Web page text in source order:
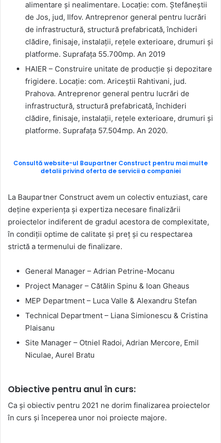
alimentare și nealimentare. Locație: com. Ștefăneștii
de Jos, jud, Ilfov. Antreprenor general pentru lucrări
de infrastructură, structură prefabricată, închideri
clădire, finisaje, instalații, rețele exterioare, drumuri și
platforme. Suprafața 55.700mp. An 2019
HAIER – Construire unitate de producție și depozitare
frigidere. Locație: com. Ariceștii Rahtivani, jud.
Prahova. Antreprenor general pentru lucrări de
infrastructură, structură prefabricată, închideri
clădire, finisaje, instalații, rețele exterioare, drumuri și
platforme. Suprafața 57.504mp. An 2020.
Consultă website-ul Baupartner Construct pentru mai multe
detalii privind oferta de servicii a companiei
La Baupartner Construct avem un colectiv entuziast, care
deține experiența și expertiza necesare finalizării
proiectelor indiferent de gradul acestora de complexitate,
în condiții optime de calitate și preț și cu respectarea
strictă a termenului de finalizare.
General Manager – Adrian Petrine-Mocanu
Project Manager – Cătălin Spinu & Ioan Gheaus
MEP Department – Luca Valle & Alexandru Stefan
Technical Department – Liana Simionescu & Cristina
Plaisanu
Site Manager – Otniel Radoi, Adrian Mercore, Emil
Niculae, Aurel Bratu
Obiective pentru anul în curs:
Ca și obiectiv pentru 2021 ne dorim finalizarea proiectelor
în curs și începerea unor noi proiecte majore.